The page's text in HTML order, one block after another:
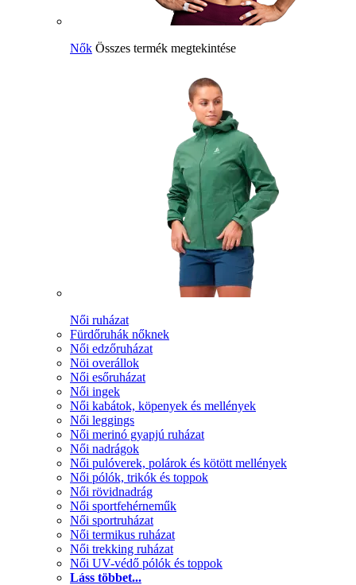
Nők Összes termék megtekintése
Női ruházat
Fürdőruhák nőknek
Női edzőruházat
Nöi overállok
Női esőruházat
Női ingek
Női kabátok, köpenyek és mellények
Női leggings
Női merinó gyapjú ruházat
Női nadrágok
Női pulóverek, polárok és kötött mellények
Női pólók, trikók és toppok
Női rövidnadrág
Női sportfehérneműk
Női sportruházat
Női termikus ruházat
Női trekking ruházat
Női UV-védő pólók és toppok
Láss többet...